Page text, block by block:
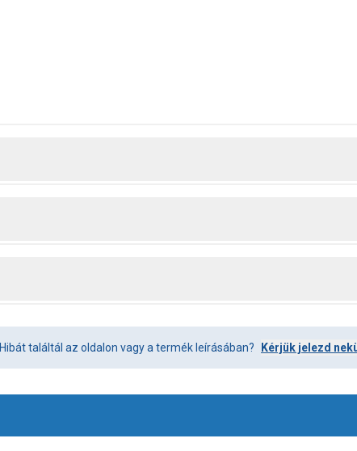
Hibát találtál az oldalon vagy a termék leírásában? Kérjük jelezd